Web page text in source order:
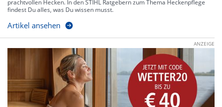
prachtvollen Hecken. In den STIHL Ratgebern zum Thema Heckenpflege
findest Du alles, was Du wissen musst.
Artikel ansehen
ANZEIGE